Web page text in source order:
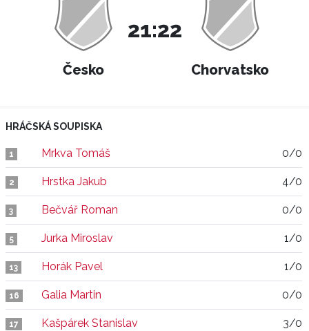
Česko
21:22
Chorvatsko
HRÁČSKÁ SOUPISKA
1 Mrkva Tomáš 0/0
2 Hrstka Jakub 4/0
3 Bečvář Roman 0/0
5 Jurka Miroslav 1/0
13 Horák Pavel 1/0
16 Galia Martin 0/0
17 Kašpárek Stanislav 3/0